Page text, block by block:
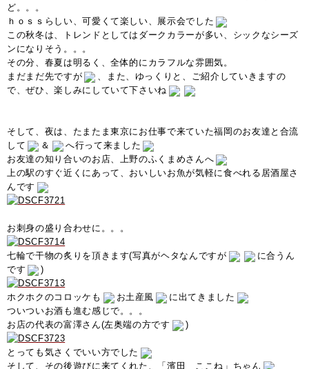
ど。。。
ｈｏｓｓらしい、可愛くて楽しい、展示会でした
この秋冬は、トレンドとしてはダークカラーが多い、シックなシーズ
ンになりそう。。。
その分、春夏は明るく、全体的にカラフルな雰囲気。
まだまだ先ですが
、また、ゆっくりと、ご紹介していきますの
で、ぜひ、楽しみにしていて下さいね
そして、夜は、たまたま東京にお仕事で来ていた福岡のお友達と合流
して
＆
へ行って来ました
お友達の知り合いのお店、上野のふくまめさんへ
上の駅のすぐ近くにあって、おいしいお魚が気軽に食べれる居酒屋さ
んです
お刺身の盛り合わせに。。。
七輪で干物の炙りを頂きます(写真がヘタなんですが
に合うん
です
)
ホクホクのコロッケも お土産風
に出てきました
ついついお酒も進む感じで。。。
お店の代表の富澤さん(左奥端の方です
)
とっても気さくでいい方でした
そして、その後遊びに来てくれた、「濱田 ここね」ちゃん